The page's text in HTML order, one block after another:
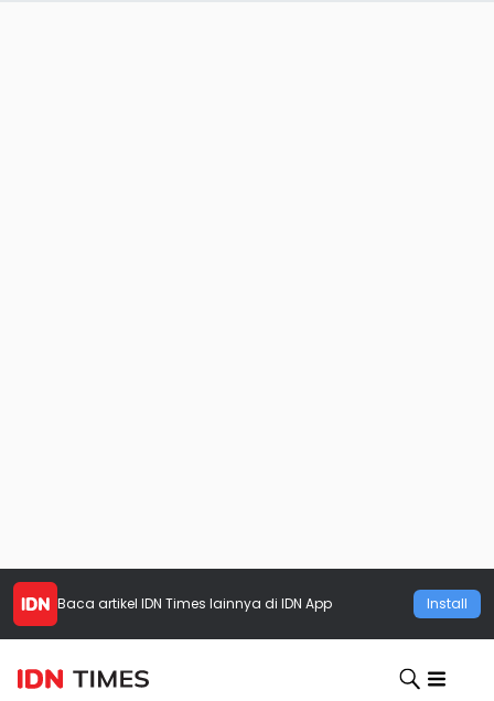
Baca artikel IDN Times lainnya di IDN App Install